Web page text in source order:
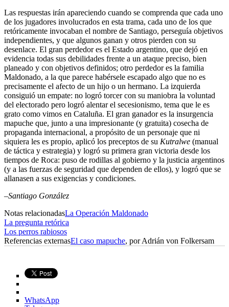
Las respuestas irán apareciendo cuando se comprenda que cada uno
de los jugadores involucrados en esta trama, cada uno de los que
retóricamente invocaban el nombre de Santiago, perseguía objetivos
independientes, y que algunos ganan y otros pierden con su
desenlace. El gran perdedor es el Estado argentino, que dejó en
evidencia todas sus debilidades frente a un ataque preciso, bien
planeado y con objetivos definidos; otro perdedor es la familia
Maldonado, a la que parece habérsele escapado algo que no es
precisamente el afecto de un hijo o un hermano. La izquierda
consiguió un empate: no logró torcer con su maniobra la voluntad
del electorado pero logró alentar el secesionismo, tema que le es
grato como vimos en Cataluña. El gran ganador es la insurgencia
mapuche que, junto a una impresionante (y gratuita) cosecha de
propaganda internacional, a propósito de un personaje que ni
siquiera les es propio, aplicó los preceptos de su Kutralwe (manual
de táctica y estrategia) y logró su primera gran victoria desde los
tiempos de Roca: puso de rodillas al gobierno y la justicia argentinos
(y a las fuerzas de seguridad que dependen de ellos), y logró que se
allanasen a sus exigencias y condiciones.
–Santiago González
Notas relacionadasLa Operación Maldonado
La pregunta retórica
Los perros rabiosos
Referencias externasEl caso mapuche, por Adrián von Folkersam
WhatsApp